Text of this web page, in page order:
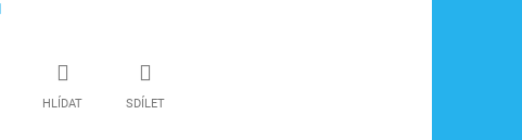
HLÍDAT SDÍLET